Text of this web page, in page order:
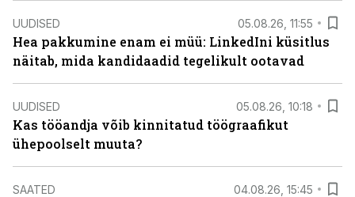
UUDISED 05.08.26, 11:55
Hea pakkumine enam ei müü: LinkedIni küsitlus
näitab, mida kandidaadid tegelikult ootavad
UUDISED 05.08.26, 10:18
Kas tööandja võib kinnitatud töögraafikut
ühepoolselt muuta?
SAATED 04.08.26, 15:45